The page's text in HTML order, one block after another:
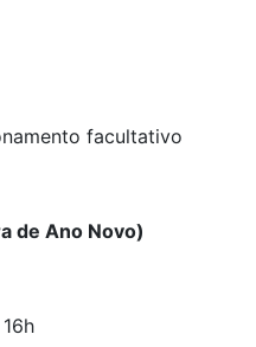
facultativo
de Ano Novo)
16h